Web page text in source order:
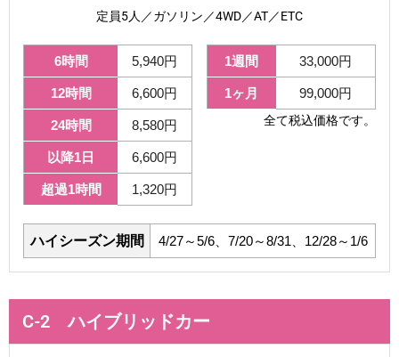
定員5人／ガソリン／4WD／AT／ETC
6時間 5,940円
12時間 6,600円
24時間 8,580円
以降1日 6,600円
超過1時間 1,320円
1週間 33,000円
1ヶ月 99,000円
全て税込価格です。
ハイシーズン期間 4/27～5/6、7/20～8/31、12/28～1/6
C-2 ハイブリッドカー